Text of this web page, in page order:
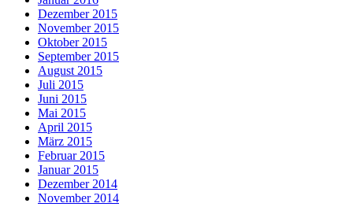
Dezember 2015
November 2015
Oktober 2015
September 2015
August 2015
Juli 2015
Juni 2015
Mai 2015
April 2015
März 2015
Februar 2015
Januar 2015
Dezember 2014
November 2014